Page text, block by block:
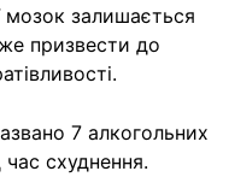
мозок залишається
призвести до
7 алкогольних
час схуднення.